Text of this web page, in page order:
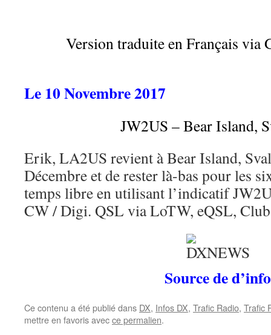
Version traduite en Français via
Le 10 Novembre 2017
JW2US – Bear Island,
Erik, LA2US revient à Bear Island,
Décembre et de rester là-bas pour les
temps libre en utilisant l’indicatif
CW / Digi. QSL via LoTW, eQSL, Club
Source de d’info
Ce contenu a été publié dans DX, Infos DX, Trafic Radio, Trafic
mettre en favoris avecce permalien.